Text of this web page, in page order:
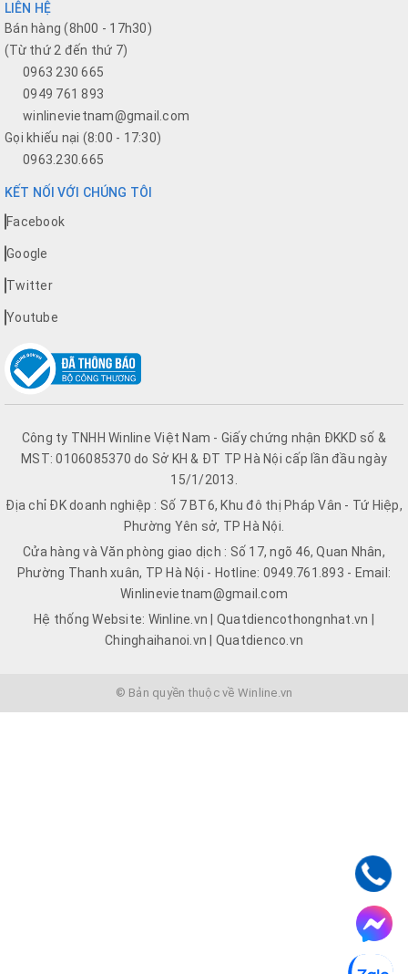
LIÊN HỆ
Bán hàng (8h00 - 17h30)
(Từ thứ 2 đến thứ 7)
0963 230 665
0949 761 893
winlinevietnam@gmail.com
Gọi khiếu nại (8:00 - 17:30)
0963.230.665
KẾT NỐI VỚI CHÚNG TÔI
Facebook
Google
Twitter
Youtube
Công ty TNHH Winline Việt Nam - Giấy chứng nhận ĐKKD số &
MST: 0106085370 do Sở KH & ĐT TP Hà Nội cấp lần đầu ngày
15/1/2013.
Địa chỉ ĐK doanh nghiệp : Số 7 BT6, Khu đô thị Pháp Vân - Tứ Hiệp,
Phường Yên sở, TP Hà Nội.
Cửa hàng và Văn phòng giao dịch : Số 17, ngõ 46, Quan Nhân,
Phường Thanh xuân, TP Hà Nội - Hotline: 0949.761.893 - Email:
Winlinevietnam@gmail.com
Hệ thống Website: Winline.vn | Quatdiencothongnhat.vn |
Chinghaihanoi.vn | Quatdienco.vn
© Bản quyền thuộc về Winline.vn